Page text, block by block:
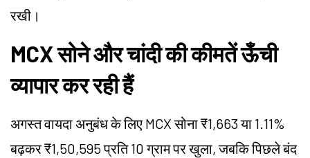
रखी।
MCX सोने और चांदी की कीमतें ऊँची
व्यापार कर रही हैं
अगस्त वायदा अनुबंध के लिए MCX सोना ₹1,663 या 1.11%
बढ़कर ₹1,50,595 प्रति 10 ग्राम पर खुला, जबकि पिछले बंद